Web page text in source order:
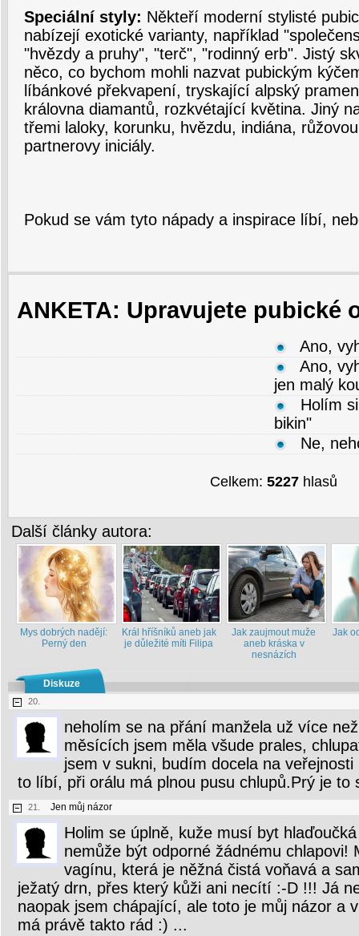
Speciální styly: Někteří moderní stylisté
nabízejí exotické varianty, například
"hvězdy a pruhy", "terč", "rodinný erb". Jistý
něco, co bychom mohli nazvat pubickým
líbánkové překvapení, tryskající alpský
královna diamantů, rozkvétající květina. Jiný
třemi laloky, korunku, hvězdu, indiána,
partnerovy iniciály.
Pokud se vám tyto nápady a inspirace líbí,
ANKETA: Upravujete pubické
Ano,
Ano,
jen malý
Holím
bikin"
Ne,
Celkem: 5227 hlasů
Další články autora:
Mys dobrých nadějí:
Perný den
Král hříšníků aneb jak
je důležité míti Filipa
Jak zaujmout muže
aneb kráska v
nesnázích
Jak
Diskuze
20.
neholím se na přání manžela už více
měsících jsem měla všude prales,
jsem v sukni, budím docela na
to líbí, při orálu má plnou pusu chlupů.Prý je to
21. Jen můj názor
Holim se úplně, kuže musí byt
nemůže být odporné žádnému chlapovi!
vagínu, která je něžná čistá voňavá a
ježatý drn, přes který kůži ani necítí :-D !!! Já
naopak jsem chápající, ale toto je můj názor a
má právě takto rád :) ...